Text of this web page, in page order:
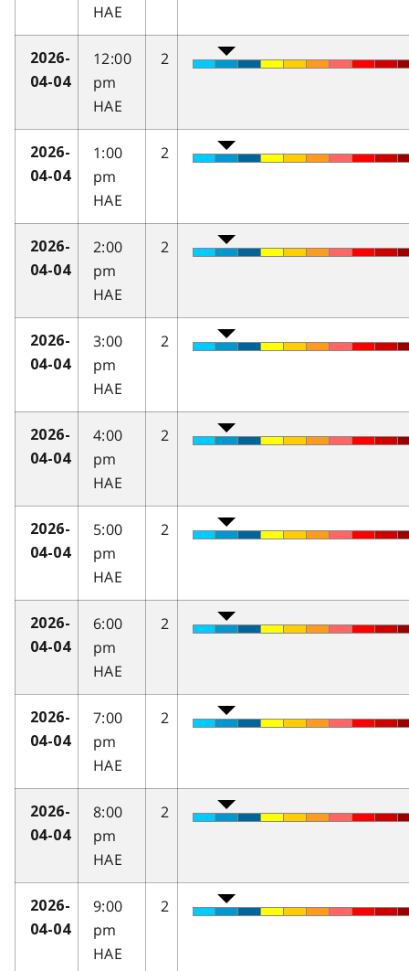
HAE
2026-
04-04
12:00
pm
HAE
2
2026-
04-04
1:00
pm
HAE
2
2026-
04-04
2:00
pm
HAE
2
2026-
04-04
3:00
pm
HAE
2
2026-
04-04
4:00
pm
HAE
2
2026-
04-04
5:00
pm
HAE
2
2026-
04-04
6:00
pm
HAE
2
2026-
04-04
7:00
pm
HAE
2
2026-
04-04
8:00
pm
HAE
2
2026-
04-04
9:00
pm
HAE
2